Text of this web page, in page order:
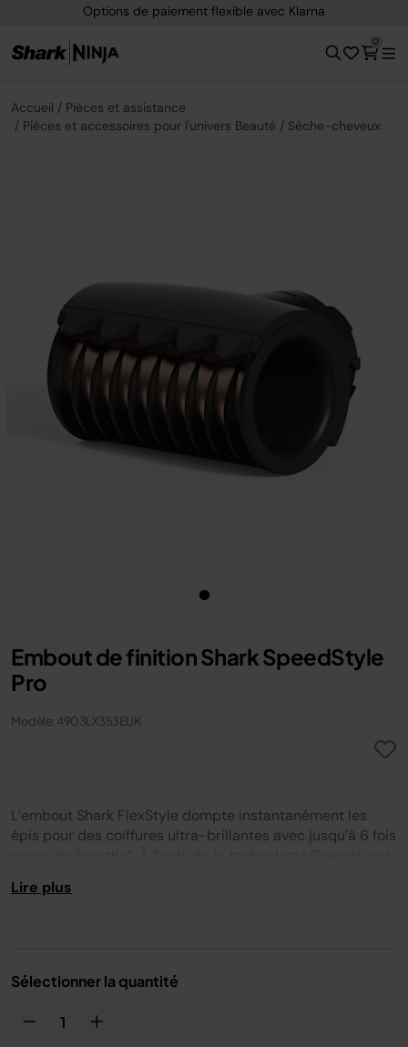
Options de paiement flexible avec Klarna
0
Accueil
Pièces et assistance
Pièces et accessoires pour l'univers Beauté
Sèche-cheveux
Embout de finition Shark SpeedStyle
Pro
Modèle: 4903LX353EUK
L’embout Shark FlexStyle dompte instantanément les
épis pour des coiffures ultra-brillantes avec jusqu’à 6 fois
puissants pour attirer les cheveux et dompter les frisottis
Lire plus
Sélectionner la quantité